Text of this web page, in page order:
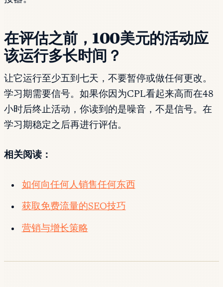
在评估之前，100美元的活动应
该运行多长时间？
让它运行至少五到七天，不要暂停或做任何更改。
学习期需要信号。如果你因为CPL看起来高而在48
小时后终止活动，你读到的是噪音，不是信号。在
学习期稳定之后再进行评估。
相关阅读：
如何向任何人销售任何东西
获取免费流量的SEO技巧
营销与增长策略